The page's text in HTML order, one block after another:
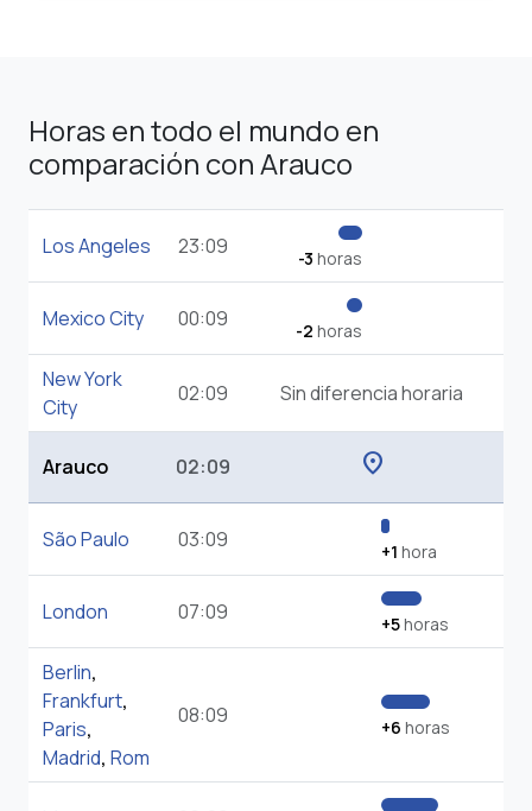
Horas en todo el mundo en
comparación con Arauco
Los Angeles 23:09 -3 horas
Mexico City 00:09 -2 horas
New York
City
02:09 Sin diferencia horaria
Arauco 02:09 location_on
São Paulo 03:09 +1 hora
London 07:09 +5horas
Berlin,
Frankfurt,
Paris,
Madrid, Rom
08:09 +6 horas